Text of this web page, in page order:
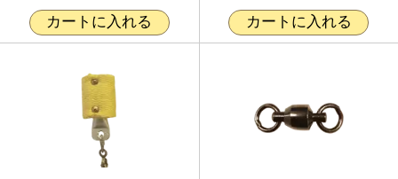
カートに入れる カートに入れる